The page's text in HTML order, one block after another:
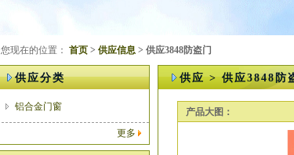
您现在的位置： 首页 > 供应信息 > 供应3848防盗门
供应分类
铝合金门窗
更多
供应 > 供应3848防
产品大图：